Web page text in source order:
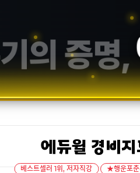
의 증명,
에듀윌 경비
베스트셀러 1위, 저자직강 ★행운포